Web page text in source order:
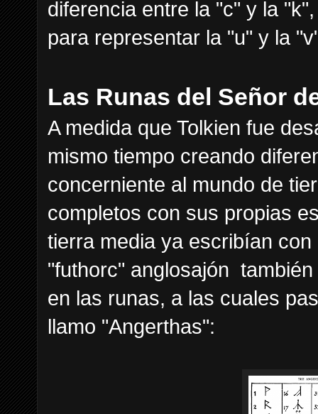
diferencia entre la "c" y la
para representar la "u" y la
Las Runas del Señor
A medida que Tolkien fue
mismo tiempo creando
concerniente al mundo de
completos con sus propias
tierra media ya escribían
"futhorc" anglosajón
en las runas, a las cuales
llamo "Angerthas":